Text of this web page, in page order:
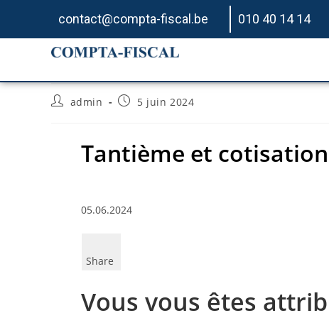
contact@compta-fiscal.be 010 40 14 14
Tantième et cotisations
admin 5 juin 2024
Tantième et
05.06.2024
Share
Vous vous êtes